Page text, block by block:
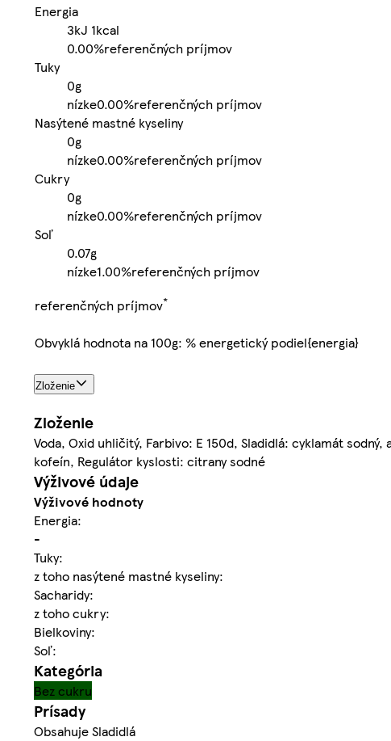
Energia
3kJ 1kcal
0.00%referenčných príjmov
Tuky
0g
nízke0.00%referenčných príjmov
Nasýtené mastné kyseliny
0g
nízke0.00%referenčných príjmov
Cukry
0g
nízke0.00%referenčných príjmov
Soľ
0.07g
nízke1.00%referenčných príjmov
referenčných príjmov*
Obvyklá hodnota na 100g: % energetický podiel{energia}
Zloženie
Zloženie
Voda, Oxid uhličitý, Farbivo: E 150d, Sladidlá: cyklamát
kofeín, Regulátor kyslosti: citrany sodné
Výživové údaje
Výživové hodnoty
Energia:
-
Tuky:
z toho nasýtené mastné kyseliny:
Sacharidy:
z toho cukry:
Bielkoviny:
Soľ:
Kategória
Bez cukru
Prísady
Obsahuje Sladidlá